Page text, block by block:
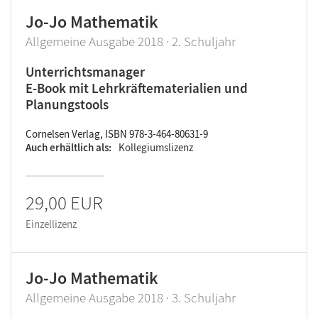
Jo-Jo Mathematik
Allgemeine Ausgabe 2018 · 2. Schuljahr
Unterrichtsmanager
E-Book mit Lehrkräftematerialien und
Planungstools
Cornelsen Verlag, ISBN 978-3-464-80631-9
Auch erhältlich als
Kollegiumslizenz
29,00 EUR
Einzellizenz
Jo-Jo Mathematik
Allgemeine Ausgabe 2018 · 3. Schuljahr